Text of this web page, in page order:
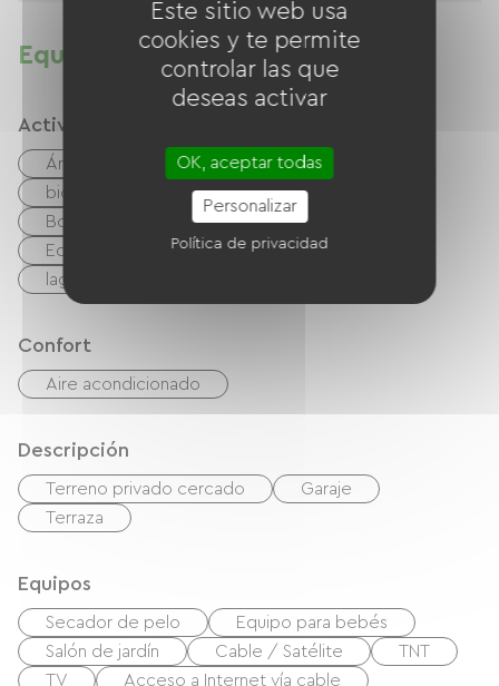
Equipamientos
Actividades
Área de picnic
Camino verde
bicicleta de montaña
bicicleta
Boulodrome / Pétanque court
Equitación
Senderismo
lago
Confort
Aire acondicionado
Descripción
Terreno privado cercado
Garaje
Terraza
Equipos
Secador de pelo
Equipo para bebés
Salón de jardín
Cable / Satélite
TNT
TV
Acceso a Internet vía cable
Este sitio web usa
cookies y te permite
controlar las que
deseas activar
OK, aceptar todas
Personalizar
Política de privacidad